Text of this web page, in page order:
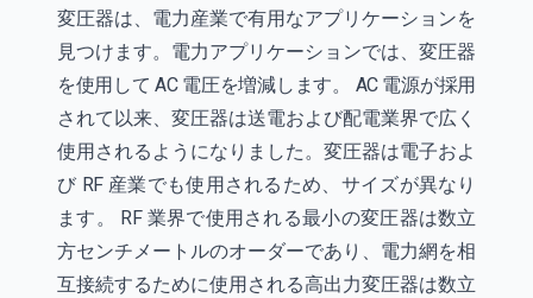
変圧器は、電力産業で有用なアプリケーションを
見つけます。電力アプリケーションでは、変圧器
を使用して AC 電圧を増減します。 AC 電源が採用
されて以来、変圧器は送電および配電業界で広く
使用されるようになりました。変圧器は電子およ
び RF 産業でも使用されるため、サイズが異なり
ます。 RF 業界で使用される最小の変圧器は数立
方センチメートルのオーダーであり、電力網を相
互接続するために使用される高出力変圧器は数立